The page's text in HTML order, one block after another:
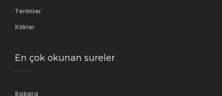
Terimler
Kökler
En çok okunan sureler
Bakara